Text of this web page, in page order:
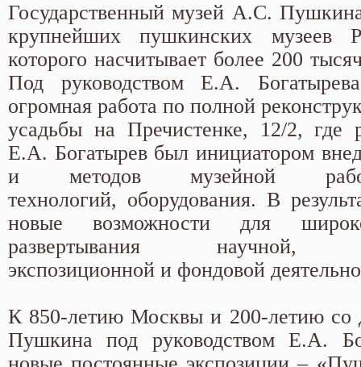
Государственный музей А.С.
крупнейших пушкинских музеев
которого насчитывает более 200
Под руководством Е.А.
огромная работа по полной
усадьбы на Пречистенке, 12/2, где
Е.А. Богатырев был инициатором
и методов музейной
технологий, оборудования. В
новые возможности для
развертывания научной,
экспозиционной и фондовой
К 850-летию Москвы и 200-летию со
Пушкина под руководством Е.А.